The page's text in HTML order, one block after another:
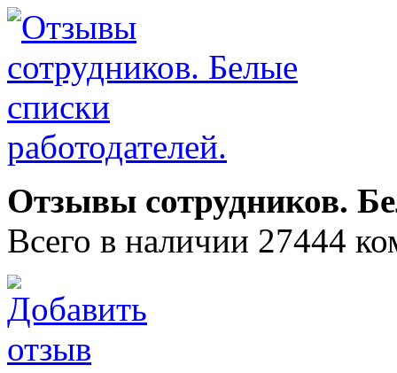
Отзывы сотрудников.
Всего в наличии 27444